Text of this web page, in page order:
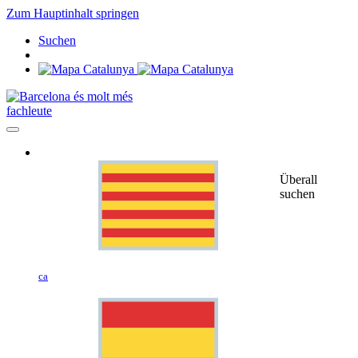
Zum Hauptinhalt springen
Suchen
fachleute
ca
Überall
suchen